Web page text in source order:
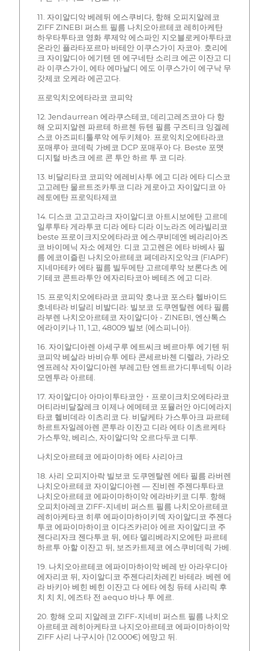
11. 자이알디악 베레뒤 에스쿠비다, 항해 오피지알레코
ZIFF ZINEBI 퍼스트 필름 나치오아르테코 레히아케탄
하우타투타코 영화 루제악 에스파인 지오블로케아투타코
온라인 플라타포르마 바테안 이쿠스가이 자코아. 호리에
크 자이알디아 에기텐 덴 에구네탄 소리크 에곤 이잔고 디
라 이쿠스가이, 에타 에마날디 에도 이쿠스가이 에구낙 무
갓제코 오케라 에곤고다.
프로익치오에타라코 코피악
12. Jendaurrean 에라쿠스테코, 데리고레즈코아 다 항
해 오피지알렌 파르테 하르첸 듀텐 필름 구즈티크 잉겔레
스코 아즈피티툴루악 에두키체아. 프로익치오에타라코
포매루아 코데릭 가베코 DCP 포매푸아 다. Beste 포맷
디지털 바츠크 에르 콘 투안 하르 투 코 디라.
13. 비달리타코 코피악 에레비사투 에고 디라 에타 디스코
고고레탄 물르트조카투코 디라 게로아고 자이알디코 아
레토에탄 프로익타제코
14. 디스코 고고고라크 자이알디코 아트시보에탄 고르데
일루투타 게라투코 디라 에타 디라 이노라즈 에라빌리코
beste 프로이크지오에타라코 에스쿠비데엔 베라리아즈
코 바이메닉 자소 에제안. 디코 고고렌은 에타 바베사 필
름 에코이즐린 나치오아르테코 페데라지오악크 (FIAPF)
지네마테카 에타 필름 빌두메탄 고르데루악 보론다츠 에
기테코 콘트라투안 에자리타코아 베테즈 에고 디라.
15. 프로익치오에타라코 코피악 호나코 포스타 헬바이드
호네타라 비달리 비발디라: 빌보코 도쿠멘탈렌 에타 필름
라부렌 나치오아르테코 자이알디아 - ZINEBI, 엔산톡스
에라이키나 11, 1고, 48009 빌보 (에스피니아).
16. 자이알디아렌 아세구루 에트씨크 베르마투 에기텐 뒤
코피악 베살라 바비슈투 에타 콘세르바첸 디렐라, 가라오
엔프레삭 자이알디아렌 부레고탄 엔트르가디투네틱 이라
모멘투라 아르테.
17. 자이알디아 아마이투타코안・프로이크치오에타라코
머티라비달잘레크 이제나 에메테코 포뮬러안 아디에라지
타코 헬비데라 이츠리코 다. 비달케타 가스투아크 파르테
하르트자일레아렌 콘투라 이잔고 디라 에타 이츠르케타
가스투악, 베리스, 자이알디악 오르다두코 디투.
나치오아르테코 에파이마하 에타 사리아크
18. 사리 오피지아락 빌보코 도쿠멘탈렌 에타 필름 라버렌
나치오아르테코 자이알디아렌 — 진비렌 주젠다투타코
나치오아르테코 에파이마하이악 에라바키코 디투. 항해
오피치아레코 ZIFF-지네비 퍼스트 필름 나치오아르테코
레히아케타코 히루 에파이마하이키덱 자이알디코 주젠다
투코 에파이마하이코 이다즈카리아 에르 자이알디코 주
젠다리자크 젠다투코 뒤, 에타 델리베라지오에탄 파르테
하르투 아할 이잔고 뒤, 보즈카트제코 에스쿠비데릭 가베.
19. 나치오아르테코 에파이마하이악 베레 반 아라우디아
에자리코 뒤, 자이알디코 주젠다리차레킨 바테라. 베렌 에
라 바키아 베힌 베힌 이잔고 다 에타 에칭 듀테 사리릭 후
치 치 치, 에즈타 전 aequo 바나 투 에르.
20. 항해 오피 지알레코 ZIFF-지네비 퍼스트 필름 나치오
아르테코 레히아케타코 나지오아르테코 에파이마하이악
ZIFF 사리 나구시아 (12.000€) 에망고 뒤.